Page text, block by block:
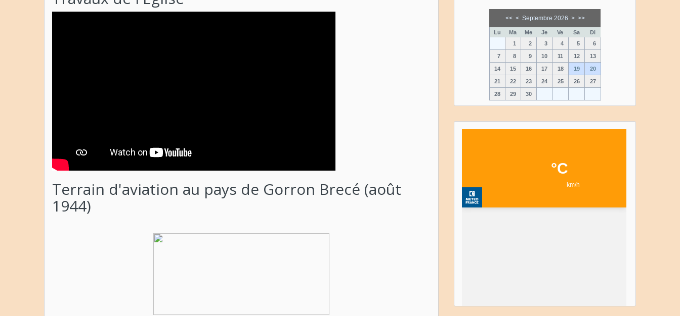
Terrain d'aviation au pays de Gorron Brecé (août
1944)
<< < Septembre 2026 > >>
Lu Ma Me Je Ve Sa
Di
1
2 3 4 5 6
7 8 9 10 11 12 13
14 15 16 17 18 19 20
21 22 23 24 25 26 27
28 29 30